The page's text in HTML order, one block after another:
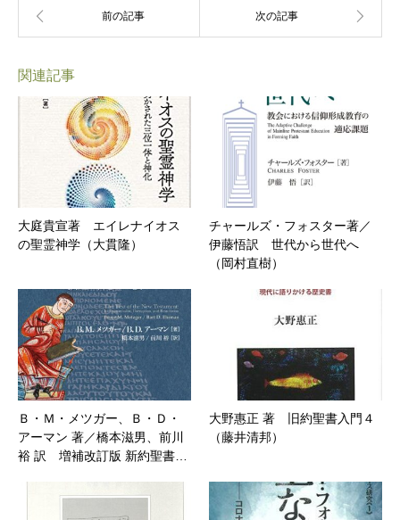
関連記事
大庭貴宣著 エイレナイオス
の聖霊神学（大貫隆）
チャールズ・フォスター著／
伊藤悟訳 世代から世代へ
（岡村直樹）
Ｂ・Ｍ・メツガー、Ｂ・Ｄ・
アーマン 著／橋本滋男、前川
裕 訳 増補改訂版 新約聖書…
大野惠正 著 旧約聖書入門４
（藤井清邦）